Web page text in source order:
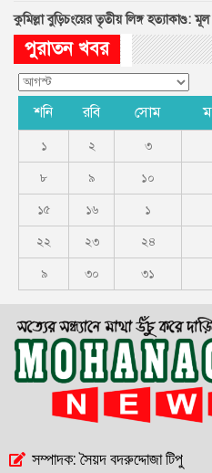
কুমিল্লা বুড়িচংয়ের তৃতীয় লিঙ্গ হত্যাকাণ্ড:
পুরাতন খবর
শনি রবি সোম
১ ২ ৩
৮ ৯ ১০
১৫ ১৬ ১
২২ ২৩ ২৪
৯ ৩০ ৩১
সম্পাদক: সৈয়দ বদরুদ্দোজা টিপু